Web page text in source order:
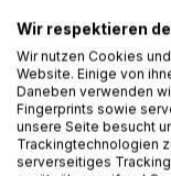
Ovo nije obicna
svesnom
Sveto trojstvo XXI
znanja iz
praktican vodic za
Wir respektieren
Wir nutzen Cookies
Website. Einige von
Daneben verwenden
Fingerprints sowie
unsere Seite besucht
Trackingtechnologien
serverseitiges